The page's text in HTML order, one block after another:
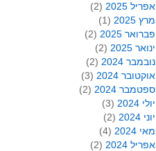
אפריל 2025
(2)
מרץ 2025
(1)
פברואר 2025
(2)
ינואר 2025
(2)
נובמבר 2024
(2)
אוקטובר 2024
(3)
ספטמבר 2024
(2)
יולי 2024
(3)
יוני 2024
(2)
מאי 2024
(4)
אפריל 2024
(2)